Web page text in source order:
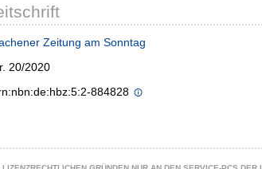
Zeitung am Sonntag
20/2020
884828